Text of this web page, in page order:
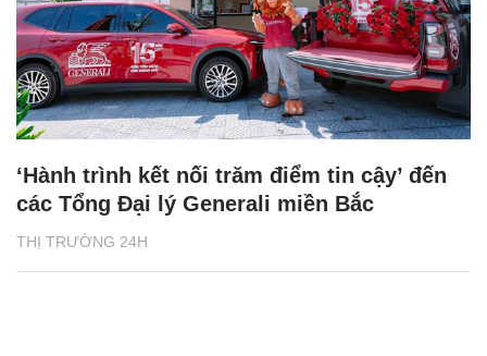
THỊ TRƯỜNG 24H
‘Hành trình kết nối trăm điểm tin cậy’ đến
các Tổng Đại lý Generali miền Bắc